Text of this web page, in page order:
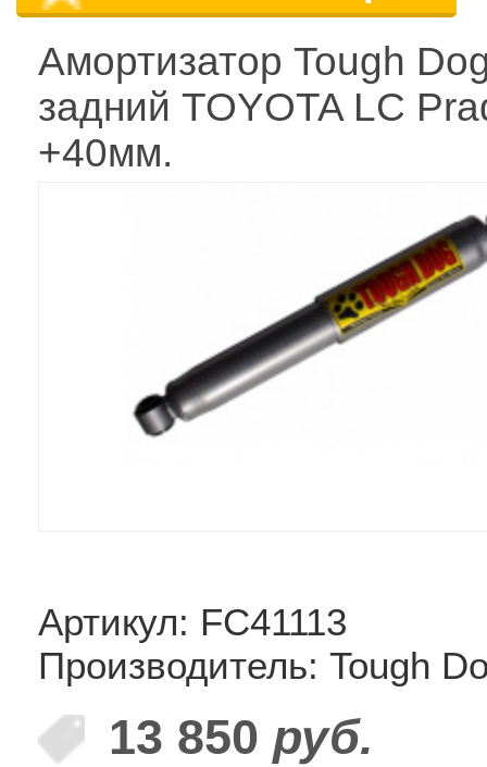
Амортизатор Tough
задний TOYOTA LC
+40мм.
Артикул: FC41113
Производитель: Tough
13 850 руб.